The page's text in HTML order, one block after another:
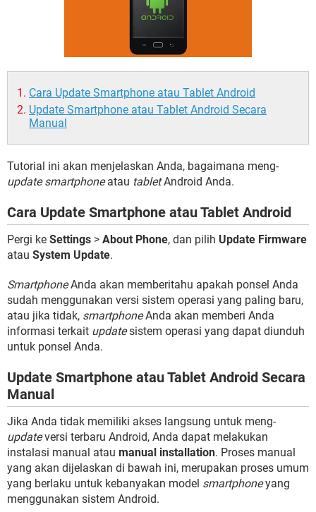
Cara Update Smartphone atau Tablet Android
Update Smartphone atau Tablet Android Secara
Manual
Tutorial ini akan menjelaskan Anda, bagaimana meng-
update smartphoneatau tabletAndroid Anda.
Cara Update Smartphone atau Tablet Android
Pergi ke Settings > About Phone, dan pilih Update Firmware
atau System Update.
SmartphoneAnda akan memberitahu apakah ponsel Anda
sudah menggunakan versi sistem operasi yang paling baru,
atau jika tidak, smartphoneAnda akan memberi Anda
informasi terkait updatesistem operasi yang dapat diunduh
untuk ponsel Anda.
Update Smartphone atau Tablet Android Secara
Manual
Jika Anda tidak memiliki akses langsung untuk meng-
updateversi terbaru Android, Anda dapat melakukan
instalasi manual atau manual installation. Proses manual
yang akan dijelaskan di bawah ini, merupakan proses umum
yang berlaku untuk kebanyakan model smartphoneyang
menggunakan sistem Android.